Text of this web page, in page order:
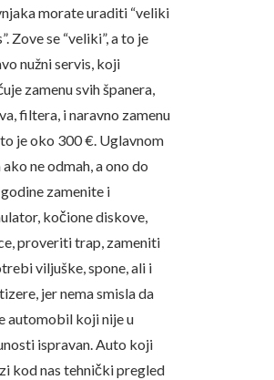
morate uraditi “veliki
Zove se “veliki”, a to je
nužni servis, koji
zamenu svih španera,
filtera, i naravno zamenu
je oko 300 €. Uglavnom
ne odmah, a ono do
zamenite i
kočione diskove,
proveriti trap, zameniti
viljuške, spone, ali i
jer nema smisla da
automobil koji nije u
ispravan. Auto koji
kod nas tehnički pregled